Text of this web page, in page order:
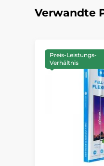
Verwandte
Preis-Leistungs-
Verhältnis